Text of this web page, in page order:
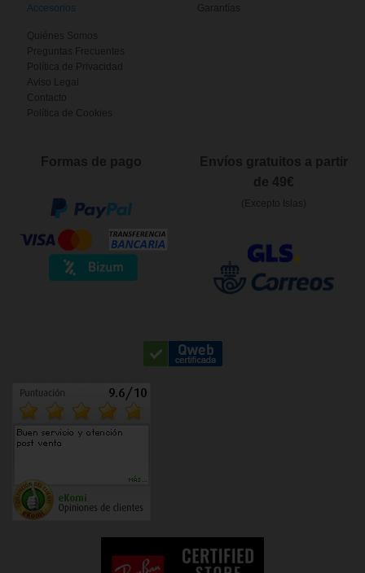
Accesorios
Garantías
Quiénes Somos
Preguntas Frecuentes
Política de Privacidad
Aviso Legal
Contacto
Política de Cookies
Formas de pago
Envíos gratuitos a partir
de 49€
(Excepto Islas)